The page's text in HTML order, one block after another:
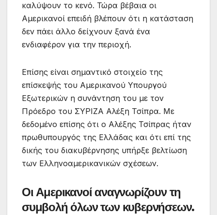
καλύψουν το κενό. Τώρα βέβαια οι
Αμερικανοί επειδή βλέπουν ότι η κατάσταση
δεν πάει άλλο δείχνουν ξανά ένα
ενδιαφέρον για την περιοχή.
Επίσης είναι σημαντικό στοιχείο της
επίσκεψής του Αμερικανού Υπουργού
Εξωτερικών η συνάντηση του με τον
Πρόεδρο του ΣΥΡΙΖΑ Αλέξη Τσίπρα. Με
δεδομένο επίσης ότι ο Αλέξης Τσίπρας ήταν
πρωθυπουργός της Ελλάδας και ότι επί της
δικής του διακυβέρνησης υπήρξε βελτίωση
των Ελληνοαμερικανικών σχέσεων.
Οι Αμερικανοί αναγνωρίζουν τη
συμβολή όλων των κυβερνήσεων.